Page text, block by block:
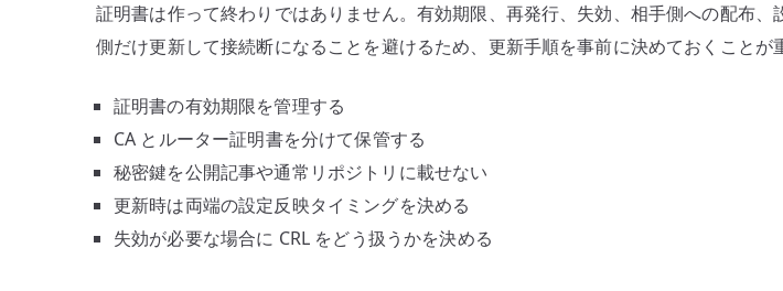
証明書は作って終わりではありません。有効期限、再発行、失効、相手側への配布
側だけ更新して接続断になることを避けるため、更新手順を事前に決めておくことが
証明書の有効期限を管理する
CA とルーター証明書を分けて保管する
秘密鍵を公開記事や通常リポジトリに載せない
更新時は両端の設定反映タイミングを決める
失効が必要な場合に CRL をどう扱うかを決める